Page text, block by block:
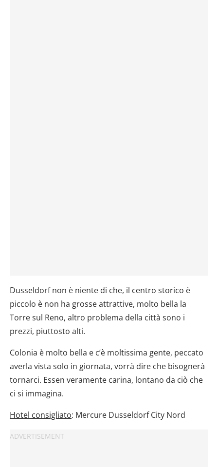
Dusseldorf non è niente di che, il centro storico è
piccolo è non ha grosse attrattive, molto bella la
Torre sul Reno, altro problema della città sono i
prezzi, piuttosto alti.
Colonia è molto bella e c’è moltissima gente, peccato
averla vista solo in giornata, vorrà dire che bisognerà
tornarci. Essen veramente carina, lontano da ciò che
ci si immagina.
Hotel consigliato: Mercure Dusseldorf City Nord